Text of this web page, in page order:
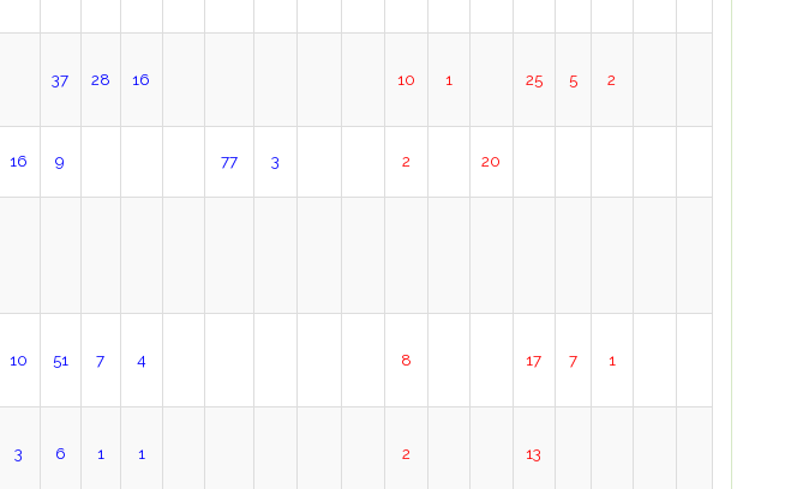
37 28 16 10 1 25 5 2
16 9 77 3 2 20
10 51 7 4 8 17 7 1
3 6 1 1 2 13